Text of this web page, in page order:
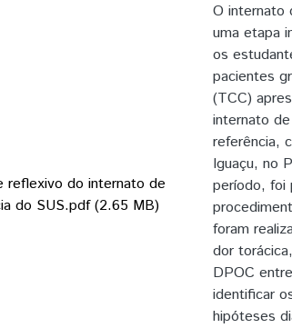
reflexivo do internato de
do SUS.pdf(2.65 MB)
O internato
uma etapa
os
pacientes
(TCC)
internato
referência,
Iguaçu, no
período, foi
foram
dor
DPOC
identificar
hipóteses